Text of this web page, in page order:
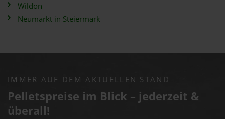
Wildon
Neumarkt in Steiermark
IMMER AUF DEM AKTUELLEN STAND
Pelletspreise im Blick – jederzeit &
überall!